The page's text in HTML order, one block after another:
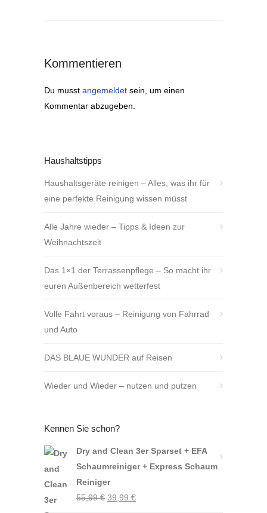
Kommentieren
Du musst angemeldet sein, um einen
Kommentar abzugeben.
Haushaltstipps
Haushaltsgeräte reinigen – Alles, was ihr für
eine perfekte Reinigung wissen müsst
Alle Jahre wieder – Tipps & Ideen zur
Weihnachtszeit
Das 1×1 der Terrassenpflege – So macht ihr
euren Außenbereich wetterfest
Volle Fahrt voraus – Reinigung von Fahrrad
und Auto
DAS BLAUE WUNDER auf Reisen
Wieder und Wieder – nutzen und putzen
Kennen Sie schon?
Dry and Clean 3er Sparset + EFA
Schaumreiniger + Express Schaum
Reiniger
55,99€ Ursprünglicher
39,99 €Aktueller